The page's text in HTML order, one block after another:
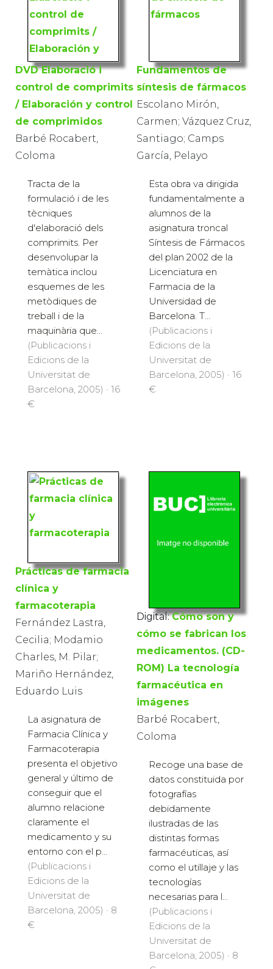
DVD Elaboració i
control de comprimits
/ Elaboración y control
de comprimidos
Barbé Rocabert,
Coloma
Tracta de la
formulació i de les
tècniques
d'elaboració dels
comprimits. Per
desenvolupar la
temàtica inclou
esquemes de les
metòdiques de
treball i de la
maquinària que...
(Publicacions i
Edicions de la
Universitat de
Barcelona, 2005) · 16
€
Fundamentos de
síntesis de fármacos
Escolano Mirón,
Carmen; Vázquez Cruz,
Santiago; Camps
García, Pelayo
Esta obra va dirigida
fundamentalmente a
alumnos de la
asignatura troncal
Síntesis de Fármacos
del plan 2002 de la
Licenciatura en
Farmacia de la
Universidad de
Barcelona. T...
(Publicacions i
Edicions de la
Universitat de
Barcelona, 2005) · 16
€
Prácticas de farmacia
clínica y
farmacoterapia
Fernández Lastra,
Cecilia; Modamio
Charles, M. Pilar;
Mariño Hernández,
Eduardo Luis
La asignatura de
Farmacia Clínica y
Farmacoterapia
presenta el objetivo
general y último de
conseguir que el
alumno relacione
claramente el
medicamento y su
entorno con el p...
(Publicacions i
Edicions de la
Universitat de
Barcelona, 2005) · 8
€
Digital: Cómo son y
cómo se fabrican los
medicamentos. (CD-
ROM) La tecnología
farmacéutica en
imágenes
Barbé Rocabert,
Coloma
Recoge una base de
datos constituida por
fotografías
debidamente
ilustradas de las
distintas formas
farmacéuticas, así
como el utillaje y las
tecnologías
necesarias para l...
(Publicacions i
Edicions de la
Universitat de
Barcelona, 2005) · 8